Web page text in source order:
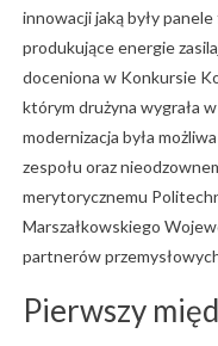
innowacji jaką były
produkujące energie
doceniona w Konkursie
którym drużyna wygrała
modernizacja była
zespołu oraz
merytorycznemu
Marszałkowskiego
partnerów
Pierwszy